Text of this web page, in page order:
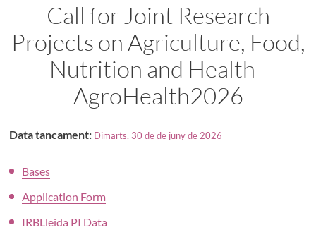
Call for Joint Research
Projects on Agriculture, Food,
Nutrition and Health -
AgroHealth2026
Data tancament: Dimarts, 30 de de juny de 2026
Bases
Application Form
IRBLleida PI Data